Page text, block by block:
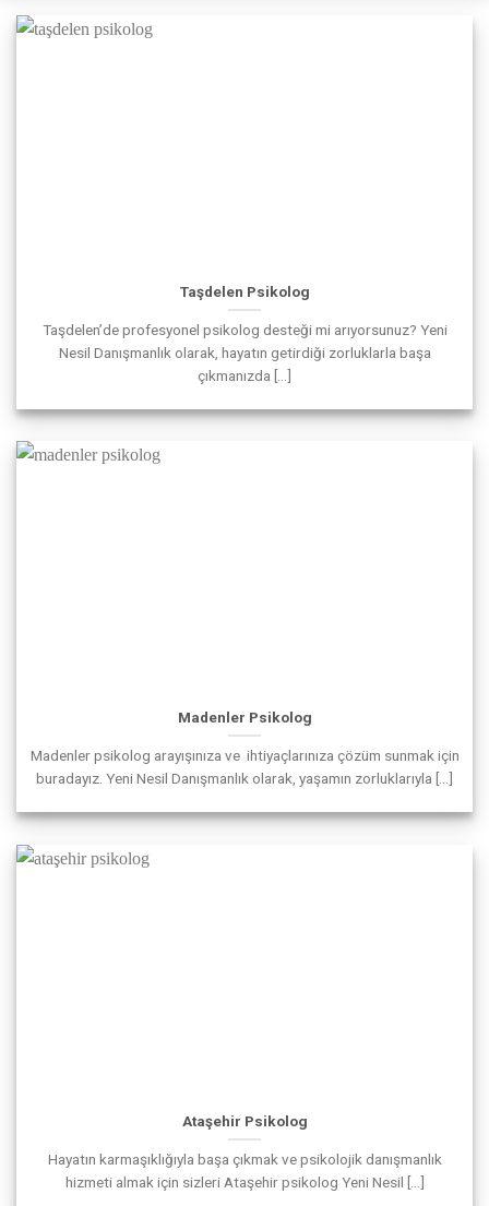
Taşdelen Psikolog
Taşdelen’de profesyonel psikolog desteği mi arıyorsunuz? Yeni
Nesil Danışmanlık olarak, hayatın getirdiği zorluklarla başa
çıkmanızda [...]
Madenler Psikolog
Madenler psikolog arayışınıza ve ihtiyaçlarınıza çözüm sunmak için
buradayız. Yeni Nesil Danışmanlık olarak, yaşamın zorluklarıyla [...]
Ataşehir Psikolog
Hayatın karmaşıklığıyla başa çıkmak ve psikolojik danışmanlık
hizmeti almak için sizleri Ataşehir psikolog Yeni Nesil [...]